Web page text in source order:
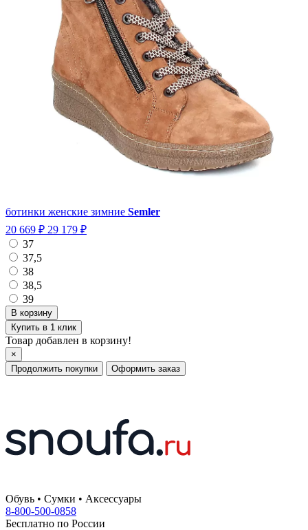
ботинки женские зимние Semler
20 669 ₽ 29 179 ₽
37
37,5
38
38,5
39
Купить в 1 клик
Товар добавлен в корзину!
×
Продолжить покупки
Оформить заказ
Обувь • Сумки • Аксессуары
8-800-500-0858
Бесплатно по России